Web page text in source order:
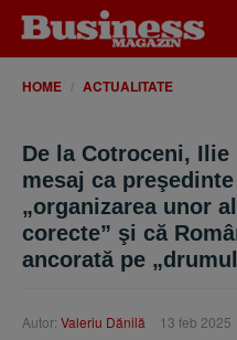
HOME ACTUALITATE
De la Cotroceni,
mesaj ca
„organizarea unor
corecte” şi că
ancorată pe
Autor: Valeriu Dănilă 13 feb 2025